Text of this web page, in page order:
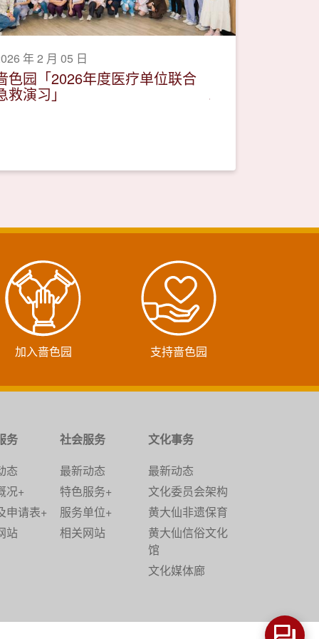
年 2 月 05 日
色园「2026年度医疗单位联合
救演习」
加入啬色园 支持啬色园
务
态
况+
申请表+
站
社会服务
最新动态
特色服务+
服务单位+
相关网站
文化事务
最新动态
文化委员会架构
黄大仙非遗保育
黄大仙信俗文化
馆
文化媒体廊